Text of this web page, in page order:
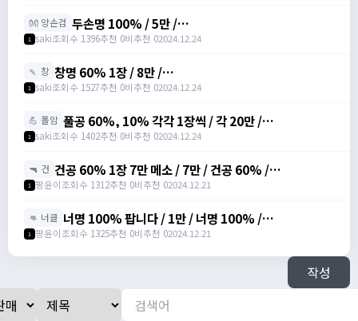
👐 양손검 두손명 100% / 5만 /
https://open.kakao.com/o/sREW1M6g
1 saki조회수 1396추천 0비추천 02024.12.24
🍡 창 창명 60% 1장 / 8만 /
https://open.kakao.com/o/sREW1M6g
1 saki조회수 1527추천 0비추천 02024.12.24
💪 폴암 풀공 60%, 10% 각각 1장씩 / 각 20만 /
https://open.kakao.com/o/sREW1M6g
1 saki조회수 1402추천 0비추천 02024.12.24
🔫 건 건공 60% 1장 7만 메소 / 7만 / 건공 60% /
https://open.kakao.com/o/szTBqf6g
1 팡윤이조회수 1312추천 0비추천 02024.12.21
👊 너클 너명 100% 팝니다 / 1만 / 너명 100% /
https://open.kakao.com/o/szTBqf6g
1 팡윤이조회수 1325추천 0비추천 02024.12.21
작성